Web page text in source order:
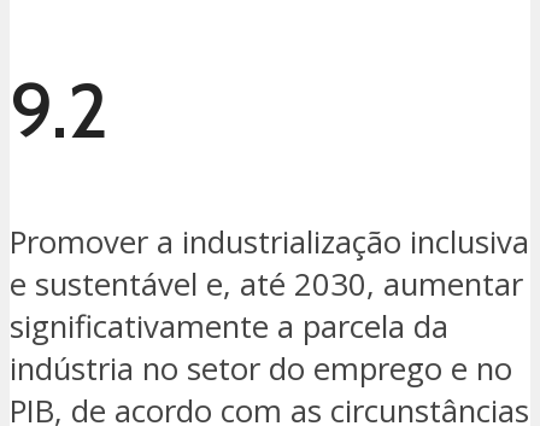
9.2
Promover a industrialização inclusiva
e sustentável e, até 2030, aumentar
significativamente a parcela da
indústria no setor do emprego e no
PIB, de acordo com as circunstâncias